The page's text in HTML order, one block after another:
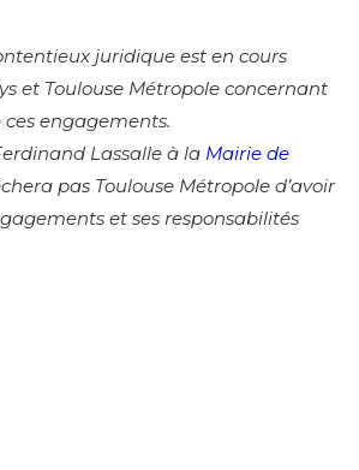
juridique est en cours
et Toulouse Métropole concernant
engagements.
Lassalle à la Mairie de
pas Toulouse Métropole d’avoir
et ses responsabilités